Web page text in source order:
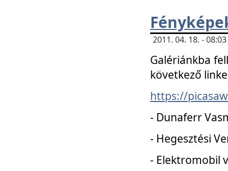
2011. 04. 18. -
Galériánkba
következő
https://
- Dunaferr
- Hegesztési
- Elektromobil